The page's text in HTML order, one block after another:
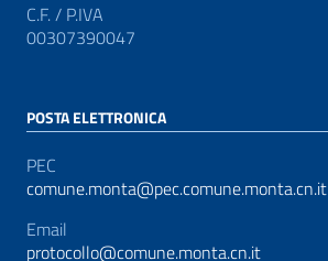
C.F. / P.IVA
00307390047
POSTA ELETTRONICA
PEC
comune.monta@pec.comune.monta.cn.it
Email
protocollo@comune.monta.cn.it